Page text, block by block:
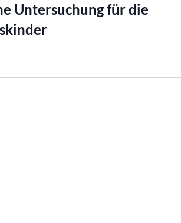
Untersuchung für die